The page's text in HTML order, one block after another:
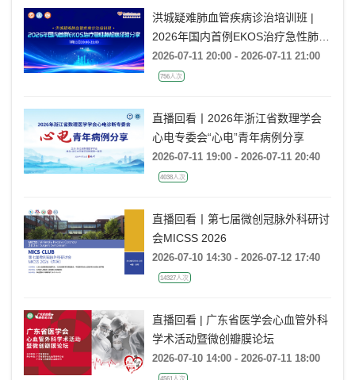
洪城疑难肺血管疾病诊治培训班 |
2026年国内首例EKOS治疗急性肺栓
塞经验分享
2026-07-11 20:00 - 2026-07-11 21:00
756人次
直播回看丨2026年浙江省数理学会
心电专委会“心电”青年病例分享
2026-07-11 19:00 - 2026-07-11 20:40
4038人次
直播回看丨第七届微创冠脉外科研讨
会MICSS 2026
2026-07-10 14:30 - 2026-07-12 17:40
14327人次
直播回看 | 广东省医学会心血管外科
学术活动暨微创瓣膜论坛
2026-07-10 14:00 - 2026-07-11 18:00
4561人次